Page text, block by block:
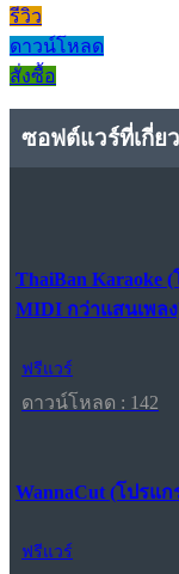
รีวิว
ดาวน์โหลด
สั่งซื้อ
ซอฟต์แวร์ที่เกี่ย
ThaiBan Karaoke
MIDI กว่าแสนเพล
ฟรีแวร์
ดาวน์โหลด : 142
WannaCut (โปรแ
ฟรีแวร์